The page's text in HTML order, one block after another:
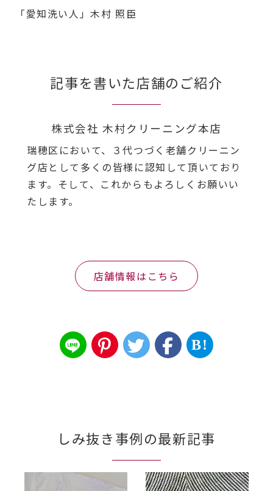
「愛知洗い人」木村 照臣
記事を書いた店舗のご紹介
株式会社 木村クリーニング本店
瑞穂区において、３代つづく老舗クリーニン
グ店として多くの皆様に認知して頂いており
ます。そして、これからもよろしくお願いい
たします。
店舗情報はこちら
B!
しみ抜き事例の最新記事